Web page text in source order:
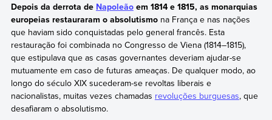
Depois da derrota de Napoleãoem 1814 e 1815, as monarquias
europeias restauraram o absolutismona França e nas nações
que haviam sido conquistadas pelo general francês. Esta
restauração foi combinada no Congresso de Viena (1814–1815),
que estipulava que as casas governantes deveriam ajudar-se
mutuamente em caso de futuras ameaças. De qualquer modo, ao
longo do século XIX sucederam-se revoltas liberais e
nacionalistas, muitas vezes chamadas revoluções burguesas, que
desafiaram o absolutismo.